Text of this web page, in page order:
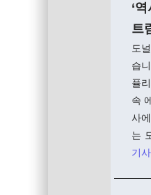
‘
트
도
습
퓰
속
사
는
기사